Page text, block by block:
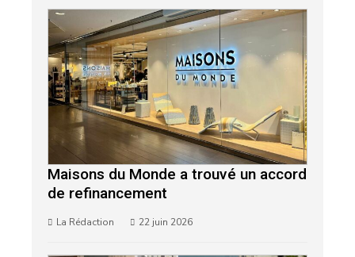
Maisons du Monde a trouvé un accord
de refinancement
La Rédaction 22 juin 2026